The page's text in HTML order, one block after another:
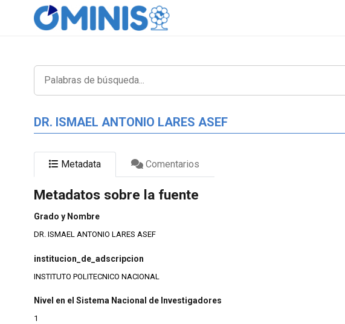
DR. ISMAEL ANTONIO LARES ASEF
Metadata Comentarios
Metadatos sobre la fuente
Grado y Nombre
DR. ISMAEL ANTONIO LARES ASEF
institucion_de_adscripcion
INSTITUTO POLITECNICO NACIONAL
Nivel en el Sistema Nacional de Investigadores
1